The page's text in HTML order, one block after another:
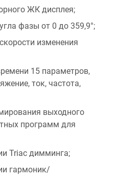
ЖК дисплея;
фазы от 0 до 359,9°;
изменения
15 параметров,
ток, частота,
выходного
программ для
Triac димминга;
гармоник/